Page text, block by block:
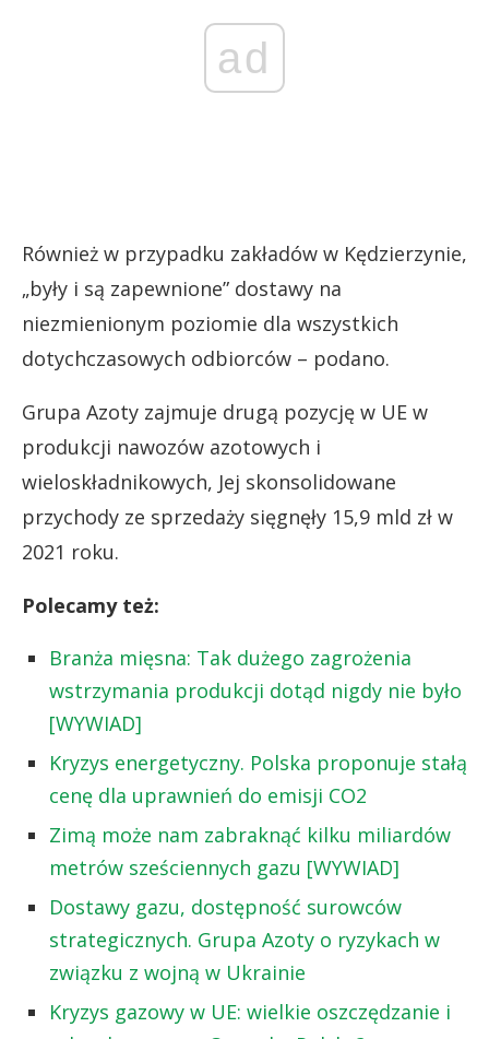
ad
Również w przypadku zakładów w Kędzierzynie,
„były i są zapewnione” dostawy na
niezmienionym poziomie dla wszystkich
dotychczasowych odbiorców – podano.
Grupa Azoty zajmuje drugą pozycję w UE w
produkcji nawozów azotowych i
wieloskładnikowych, Jej skonsolidowane
przychody ze sprzedaży sięgnęły 15,9 mld zł w
2021 roku.
Polecamy też:
Branża mięsna: Tak dużego zagrożenia
wstrzymania produkcji dotąd nigdy nie było
[WYWIAD]
Kryzys energetyczny. Polska proponuje stałą
cenę dla uprawnień do emisji CO2
Zimą może nam zabraknąć kilku miliardów
metrów sześciennych gazu [WYWIAD]
Dostawy gazu, dostępność surowców
strategicznych. Grupa Azoty o ryzykach w
związku z wojną w Ukrainie
Kryzys gazowy w UE: wielkie oszczędzanie i